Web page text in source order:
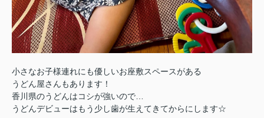
小さなお子様連れにも優しいお座敷スペースがある
うどん屋さんもあります！
香川県のうどんはコシが強いので…
うどんデビューはもう少し歯が生えてきてからにします☆